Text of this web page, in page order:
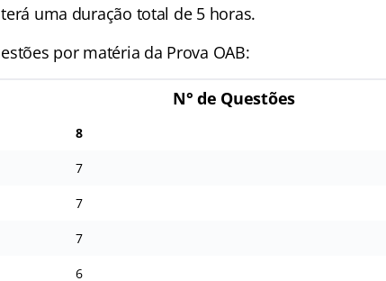
uma duração total de 5 horas.
por matéria da Prova OAB:
N° de Questões
8
7
7
7
6